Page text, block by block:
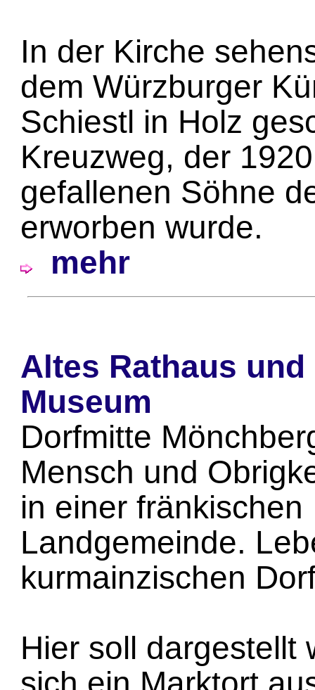
In der Kirche
dem Würzburger
Schiestl in Holz
Kreuzweg, der
gefallenen Söhne
erworben wurde.
mehr
Altes Rathaus und
Museum
Dorfmitte
Mensch und
in einer fränkischen
Landgemeinde.
kurmainzischen
Hier soll dargestellt